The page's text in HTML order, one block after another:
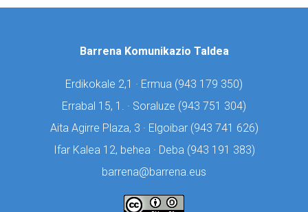
Barrena Komunikazio Taldea
Erdikokale 2,1 · Ermua (943 179 350)
Errabal 15, 1. · Soraluze (943 751 304)
Aita Agirre Plaza, 3 · Elgoibar (943 741 626)
Ifar Kalea 12, behea · Deba (943 191 383)
barrena@barrena.eus